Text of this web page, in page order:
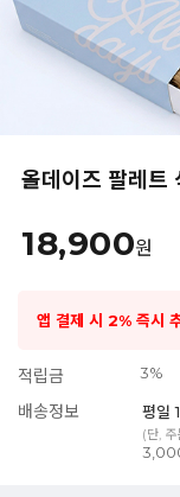
올데이즈 팔레트
18,900원
앱 결제 시 2% 즉시
적립금 3%
배송정보 평일
(단,